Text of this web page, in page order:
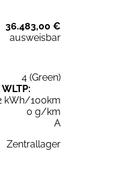
36.483,00 €
ausweisbar
4 (Green)
kWh/100km
0 g/km
A
Zentrallager